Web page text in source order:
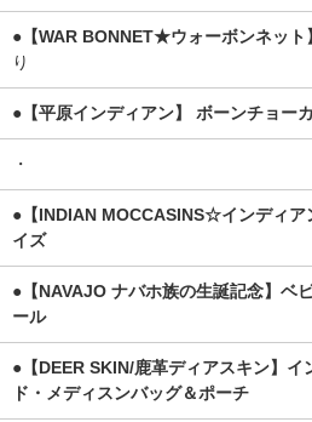
●【WAR BONNET★ウォーボンネット】
り
●【平原インディアン】 ボーンチョー
・
●【INDIAN MOCCASINS☆インディア
イズ
●【NAVAJO ナバホ族の生誕記念】ベ
ール
●【DEER SKIN/鹿革ディアスキン】イ
ド・メディスンバッグ＆ポーチ